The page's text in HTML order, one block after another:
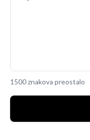
1500 znakova preostalo